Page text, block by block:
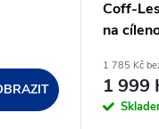
Coff-
na
1 785 Kč
1 999